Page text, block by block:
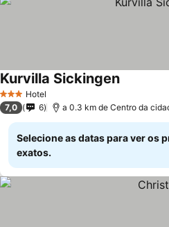
3 EstrelasHotel
Kurvilla Sickingen
7,0 6 a 0.3 km de Centro da
Selecione as datas para ver os
exatos.